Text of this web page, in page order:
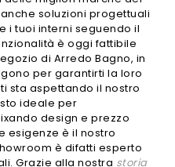
soluzioni progettuali
i tuoi interni seguendo il
è oggi fattibile
di Arredo Bagno, in
per garantirti la loro
sta aspettando il nostro
ideale per
design e prezzo
esigenze è il nostro
è difatti esperto
Grazie alla nostra storia